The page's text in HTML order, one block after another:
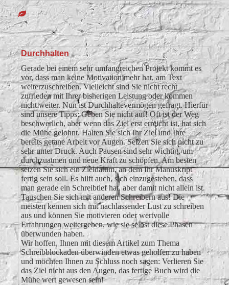
Durchhalten
Gerade bei einem sehr umfangreichen Projekt kommt es
vor, dass man keine Motivation mehr hat, am Text
weiterzuschreiben. Vielleicht sind Sie nicht recht
zufrieden mit Ihrer bisherigen Leistung oder kommen
nicht weiter. Nun ist Durchhaltevermögen gefragt. Hierfür
sind unsere Tipps: Geben Sie nicht auf! Oft ist der Weg
beschwerlich, aber wenn das Ziel erst erreicht ist, hat sich
die Mühe gelohnt. Halten Sie sich Ihr Ziel und Ihre
bereits getane Arbeit vor Augen. Setzen Sie sich nicht zu
sehr unter Druck. Auch Pausen sind sehr wichtig, um
durchzuatmen und neue Kraft zu schöpfen. Am besten
setzen Sie sich ein Zieldatum, an dem Ihr Manuskript
fertig sein soll. Es hilft auch, sich einzugestehen, dass
man gerade ein Schreibtief hat, aber damit nicht allein ist.
Tauschen Sie sich mit anderen Schreibern aus! Die
meisten kennen sich mit nachlassender Lust zu schreiben
aus und können Sie motivieren oder wertvolle
Erfahrungen weitergeben, wie sie selbst diese Phasen
überwunden haben.
Wir hoffen, Ihnen mit diesem Artikel zum Thema
Schreibblockaden überwinden etwas geholfen zu haben
und möchten Ihnen zu Schluss noch sagen: Verlieren Sie
das Ziel nicht aus den Augen, das fertige Buch wird die
Mühe wert gewesen sein!